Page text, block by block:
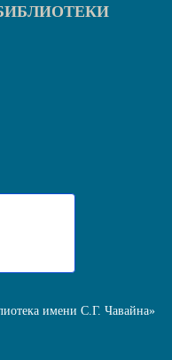
имени С.Г. Чавайна»